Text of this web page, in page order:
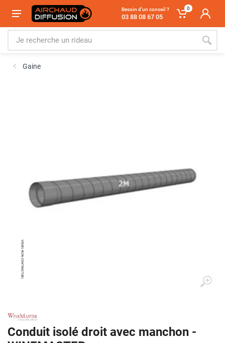
Besoin d'un conseil ?
03 88 08 67 05
0
Gaine
Conduit isolé droit avec manchon -